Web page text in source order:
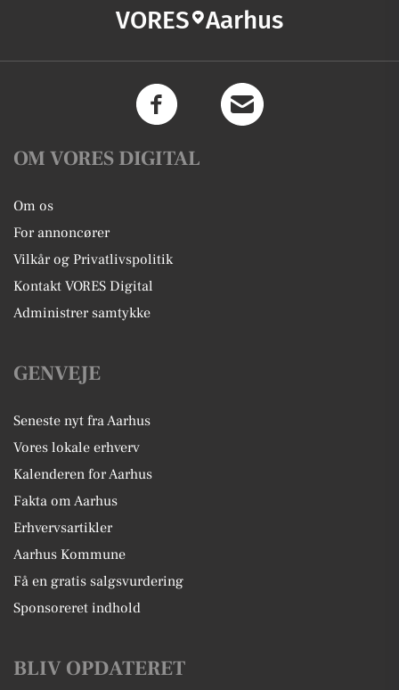
VORES Aarhus
OM VORES DIGITAL
Om os
For annoncører
Vilkår og Privatlivspolitik
Kontakt VORES Digital
Administrer samtykke
GENVEJE
Seneste nyt fra Aarhus
Vores lokale erhverv
Kalenderen for Aarhus
Fakta om Aarhus
Erhvervsartikler
Aarhus Kommune
Få en gratis salgsvurdering
Sponsoreret indhold
BLIV OPDATERET